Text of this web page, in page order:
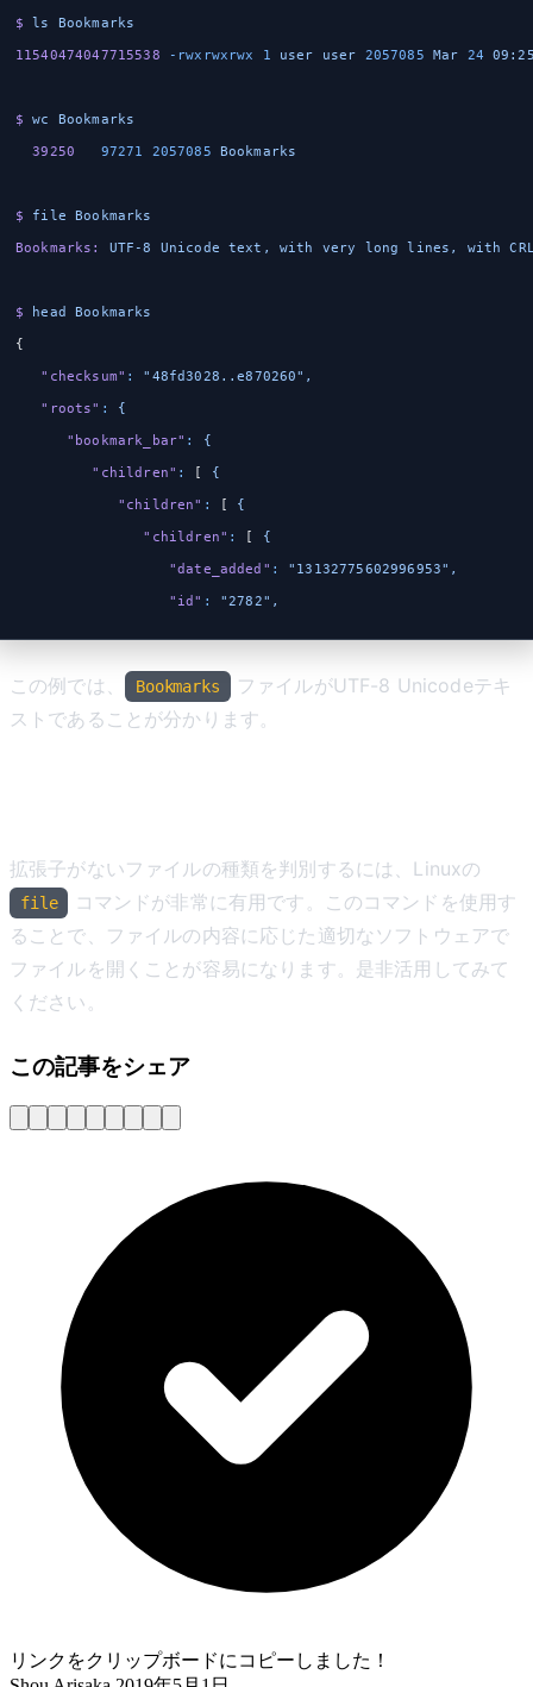
$ ls
Bookmarks
11540474047715538 -rwxrwxrwx 1 user user 2057085 Mar 24
$ wc
Bookmarks
  39250
   97271
2057085 Bookmarks
$ file Bookmarks
Bookmarks:
UTF-8 Unicode text, with very long lines, with
$ head Bookmarks
{
   "checksum"
:
"48fd3028..e870260",
   "roots"
:
{
      "bookmark_bar"
:
{
         "children"
: [ {
            "children"
: [ {
               "children"
: [ {
                  "date_added"
:
"13132775602996953",
                  "id"
: "2782",
この例では、 Bookmarks
ファイルがUTF-8 Unicodeテキ
ストであることが分かります。
拡張子がないファイルの種類を判別するには、Linuxの
file
コマンドが非常に有用です。このコマンドを使用す
ることで、ファイルの内容に応じた適切なソフトウェアで
ファイルを開くことが容易になります。是非活用してみて
ください。
この記事をシェア
リンクをクリップボードにコピーしました！